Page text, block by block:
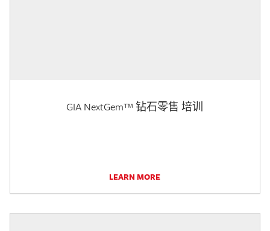
GIA NextGem™ 钻石零售 培训
LEARN MORE